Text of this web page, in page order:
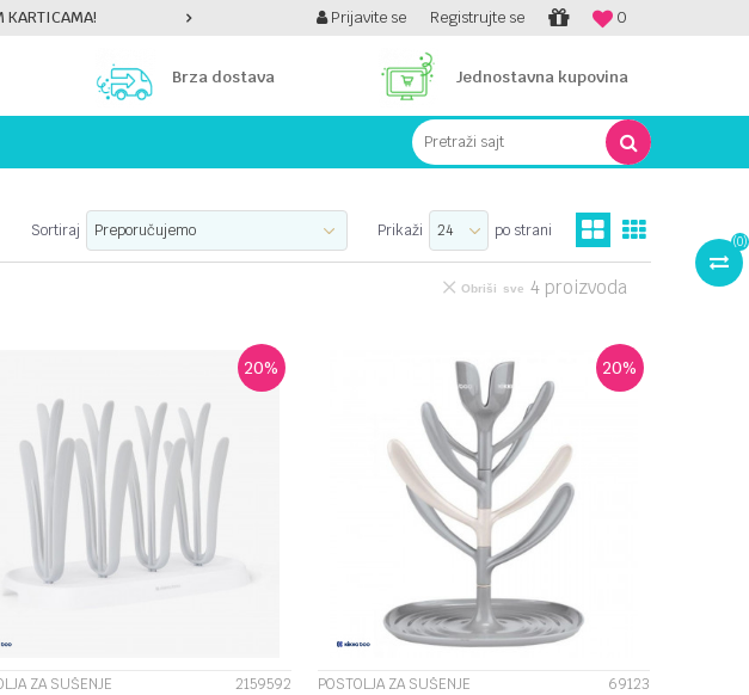
KARTICAMA! PLATI UNICREDIT KARTICOM NA RATE! 0
Prijavite se Registrujte se
Brza dostava Jednostavna kupovina
Pretraži sajt
(0)
Sortiraj Prikaži po strani
4 proizvoda
Obriši sve
UPOREDI
20%
ZA SUŠENJE 2159592
UPOREDI
20%
POSTOLJA ZA SUŠENJE 69123